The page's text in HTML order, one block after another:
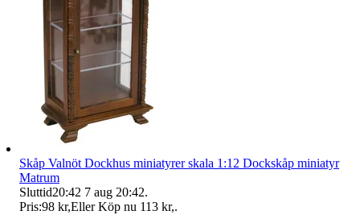
Skåp Valnöt Dockhus miniatyrer skala 1:12 Dockskåp miniatyr
Matrum
Sluttid20:42 7 aug 20:42.
Pris:98 kr,Eller Köp nu 113 kr,.